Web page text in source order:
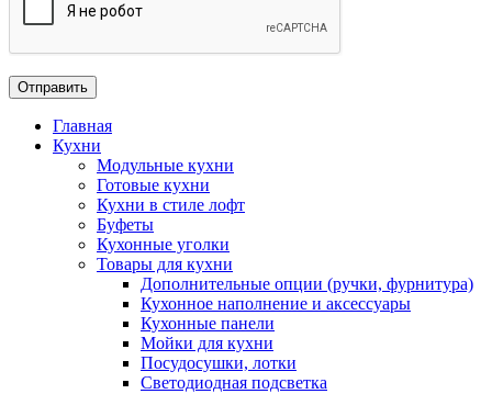
Главная
Кухни
Модульные кухни
Готовые кухни
Кухни в стиле лофт
Буфеты
Кухонные уголки
Товары для кухни
Дополнительные опции (ручки, фурнитура)
Кухонное наполнение и аксессуары
Кухонные панели
Мойки для кухни
Посудосушки, лотки
Светодиодная подсветка